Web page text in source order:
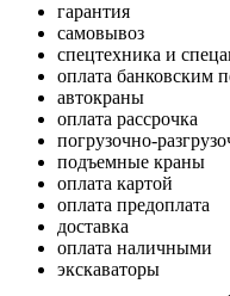
гарантия
самовывоз
спецтехника и
оплата банковским
автокраны
оплата рассрочка
погрузочно-
подъемные краны
оплата картой
оплата предоплата
доставка
оплата наличными
экскаваторы